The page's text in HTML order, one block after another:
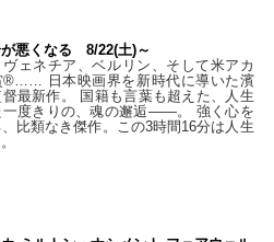
悪くなる 8/22(土)～
ヴェネチア、ベルリン、そして米アカ
®…… 日本映画界を新時代に導いた濱
最新作。 国籍も言葉も超えた、人生
一度きりの、魂の邂逅――。 強く心を
比類なき傑作。この3時間16分は人生